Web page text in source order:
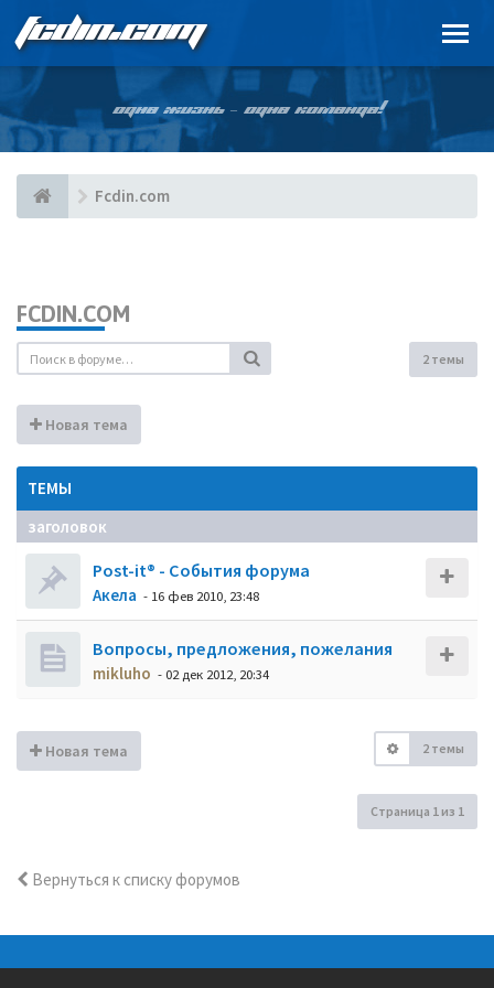
FCDIN.COM
ОДНА ЖИЗНЬ – ОДНА КОМАНДА!
Fcdin.com
FCDIN.COM
2 темы
Новая тема
ТЕМЫ
заголовок
Post-it® - События форума
Акела - 16 фев 2010, 23:48
Вопросы, предложения, пожелания
mikluho - 02 дек 2012, 20:34
Новая тема 2 темы
Страница 1из 1
Вернуться к списку форумов